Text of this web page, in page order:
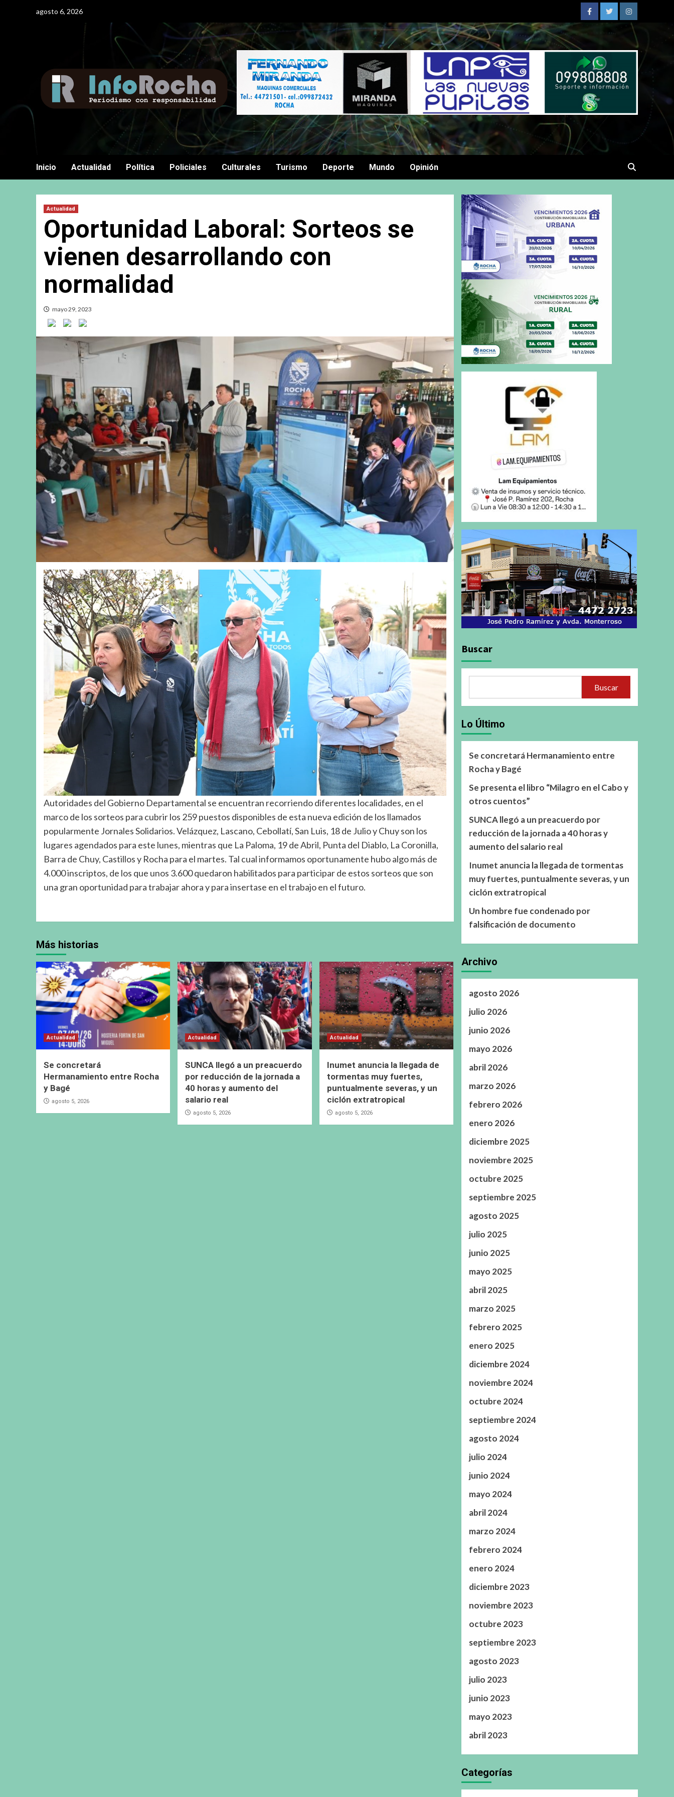
agosto 6, 2026
FacebookTwitterInstagram
Inicio Actualidad Política Policiales Culturales Turismo Deporte Mundo Opinión
Actualidad
Oportunidad Laboral: Sorteos se
vienen desarrollando con
normalidad
mayo 29, 2023
Autoridades del Gobierno Departamental se encuentran recorriendo diferentes localidades, en el
marco de los sorteos para cubrir los 259 puestos disponibles de esta nueva edición de los llamados
popularmente Jornales Solidarios. Velázquez, Lascano, Cebollatí, San Luis, 18 de Julio y Chuy son los
lugares agendados para este lunes, mientras que La Paloma, 19 de Abril, Punta del Diablo, La Coronilla,
Barra de Chuy, Castillos y Rocha para el martes. Tal cual informamos oportunamente hubo algo más de
4.000 inscriptos, de los que unos 3.600 quedaron habilitados para participar de estos sorteos que son
una gran oportunidad para trabajar ahora y para insertase en el trabajo en el futuro.
Más historias
Actualidad
Se concretará
Hermanamiento entre Rocha
y Bagé
agosto 5, 2026
Actualidad
SUNCA llegó a un preacuerdo
por reducción de la jornada a
40 horas y aumento del
salario real
agosto 5, 2026
Actualidad
Inumet anuncia la llegada de
tormentas muy fuertes,
puntualmente severas, y un
ciclón extratropical
agosto 5, 2026
Buscar
Buscar
Lo Último
Se concretará Hermanamiento entre
Rocha y Bagé
Se presenta el libro “Milagro en el Cabo y
otros cuentos”
SUNCA llegó a un preacuerdo por
reducción de la jornada a 40 horas y
aumento del salario real
Inumet anuncia la llegada de tormentas
muy fuertes, puntualmente severas, y un
ciclón extratropical
Un hombre fue condenado por
falsificación de documento
Archivo
agosto 2026
julio 2026
junio 2026
mayo 2026
abril 2026
marzo 2026
febrero 2026
enero 2026
diciembre 2025
noviembre 2025
octubre 2025
septiembre 2025
agosto 2025
julio 2025
junio 2025
mayo 2025
abril 2025
marzo 2025
febrero 2025
enero 2025
diciembre 2024
noviembre 2024
octubre 2024
septiembre 2024
agosto 2024
julio 2024
junio 2024
mayo 2024
abril 2024
marzo 2024
febrero 2024
enero 2024
diciembre 2023
noviembre 2023
octubre 2023
septiembre 2023
agosto 2023
julio 2023
junio 2023
mayo 2023
abril 2023
Categorías